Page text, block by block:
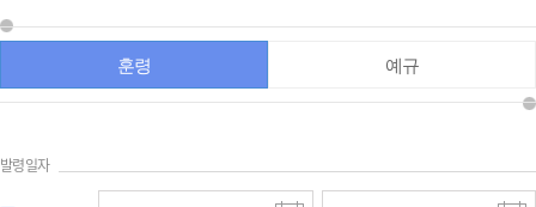
훈령 예규
발령일자